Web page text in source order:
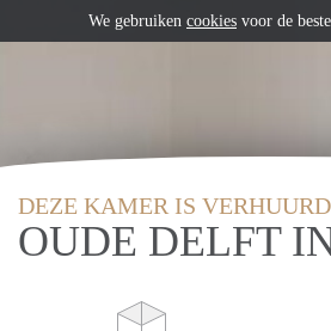
DEZE KAMER IS VERHUURD
OUDE DELFT
We gebruiken cookies voor de